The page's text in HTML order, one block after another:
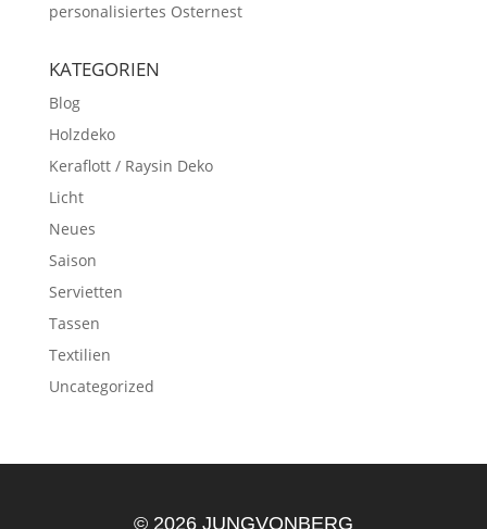
personalisiertes Osternest
KATEGORIEN
Blog
Holzdeko
Keraflott / Raysin Deko
Licht
Neues
Saison
Servietten
Tassen
Textilien
Uncategorized
© 2026 JUNGVONBERG